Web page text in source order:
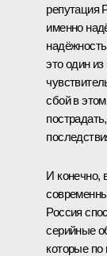
репутация
именно
это один
сбой в
И конечно,
Россия
серийные
которые по